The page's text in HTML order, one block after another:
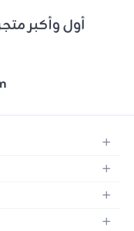
أول وأكبر